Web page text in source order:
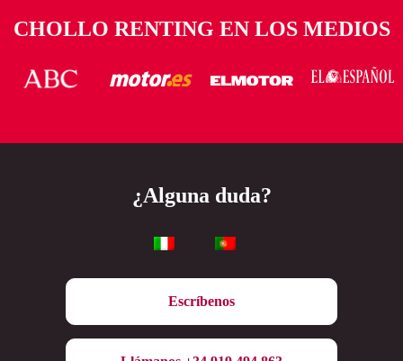
CHOLLO RENTING EN LOS MEDIOS
¿Alguna duda?
Escríbenos